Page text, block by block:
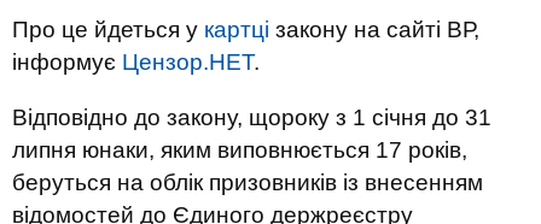
Про це йдеться у картці закону на сайті ВР,
інформує Цензор.НЕТ.
Відповідно до закону, щороку з 1 січня до 31
липня юнаки, яким виповнюється 17 років,
беруться на облік призовників із внесенням
відомостей до Єдиного держреєстру